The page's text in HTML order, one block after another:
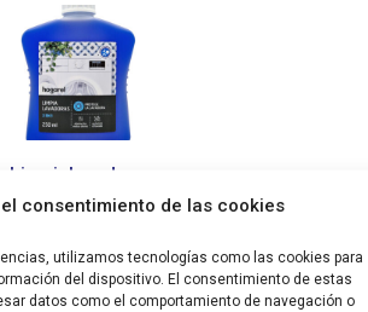
consentimiento de las cookies
utilizamos tecnologías como las cookies para
del dispositivo. El consentimiento de estas
datos como el comportamiento de navegación o
Limpialavadoras
Hogarel